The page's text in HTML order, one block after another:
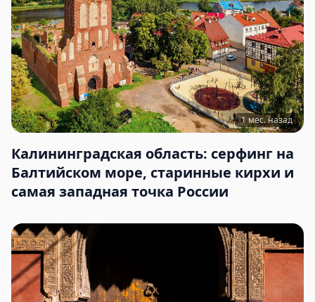
1 мес. назад
Калининградская область: серфинг на
Балтийском море, старинные кирхи и
самая западная точка России